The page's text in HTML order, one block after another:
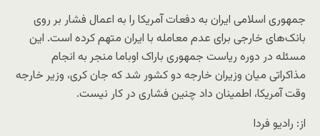
جمهوری اسلامی ایران به دفعات آمریکا را به اعمال فشار بر روی
بانک‌های خارجی برای عدم معامله با ایران متهم کرده است. این
مسئله در دوره ریاست جمهوری باراک اوباما منجر به انجام
مذاکراتی میان وزیران خارجه دو کشور شد که جان کری، وزیر خارجه
وقت آمریکا، اطمینان داد چنین فشاری در کار نیست.
از: رادیو فردا